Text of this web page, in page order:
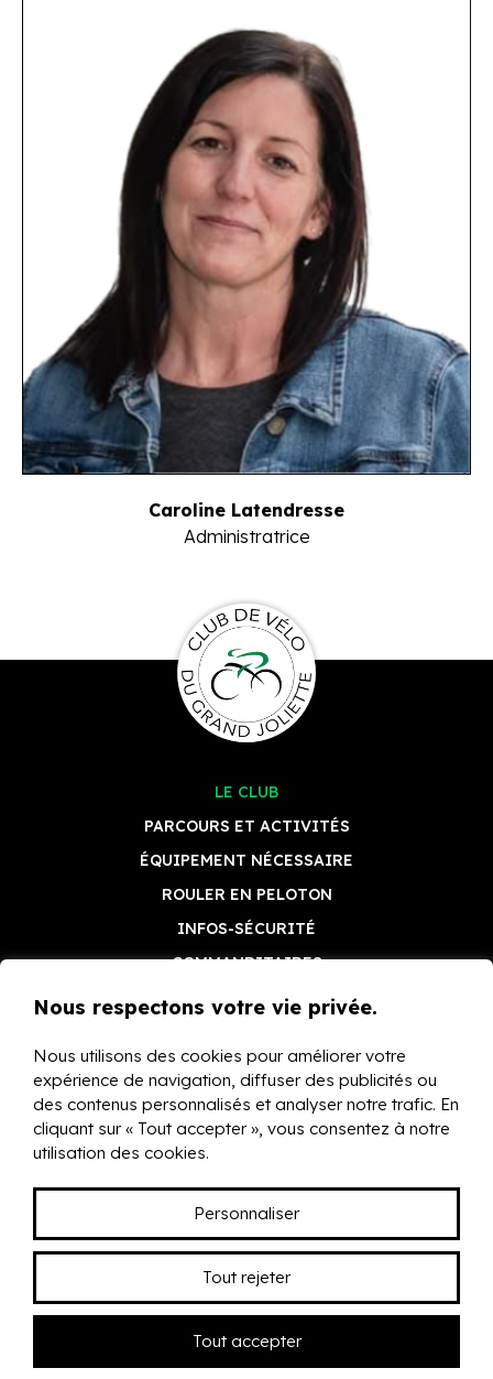
Caroline Latendresse
Administratrice
LE CLUB
PARCOURS ET ACTIVITÉS
ÉQUIPEMENT NÉCESSAIRE
ROULER EN PELOTON
INFOS-SÉCURITÉ
COMMANDITAIRES
10, rue Pierre-de-Coubertin - St-Charles-Borromée J6E
8A8 - Tél.: (450) 421-1750 -
©2022-2025 Tous droits réservés - Club de Vélo du Grand
Nous respectons votre vie privée.
Nous utilisons des cookies pour améliorer votre
expérience de navigation, diffuser des publicités ou
des contenus personnalisés et analyser notre trafic. En
cliquant sur « Tout accepter », vous consentez à notre
utilisation des cookies.
Personnaliser
Tout rejeter
Tout accepter